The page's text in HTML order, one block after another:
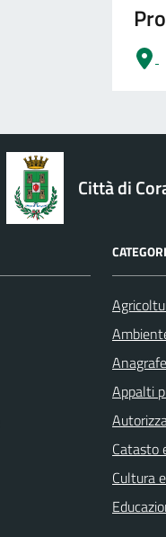
Città di
Appalti
Catasto
Cultura